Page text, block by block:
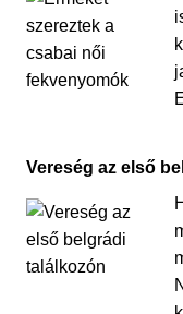
Vereség az első